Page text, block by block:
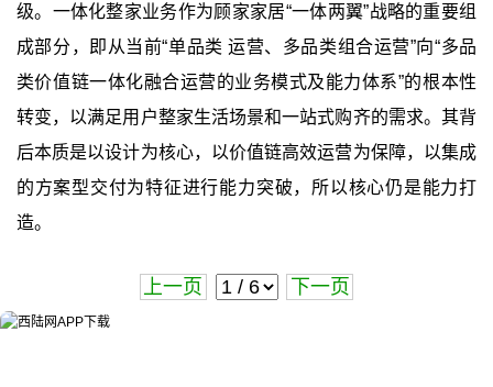
级。一体化整家业务作为顾家家居“一体两翼”战略的重要组
成部分，即从当前“单品类 运营、多品类组合运营”向“多品
类价值链一体化融合运营的业务模式及能力体系”的根本性
转变，以满足用户整家生活场景和一站式购齐的需求。其背
后本质是以设计为核心，以价值链高效运营为保障，以集成
的方案型交付为特征进行能力突破，所以核心仍是能力打
造。
上一页 下一页